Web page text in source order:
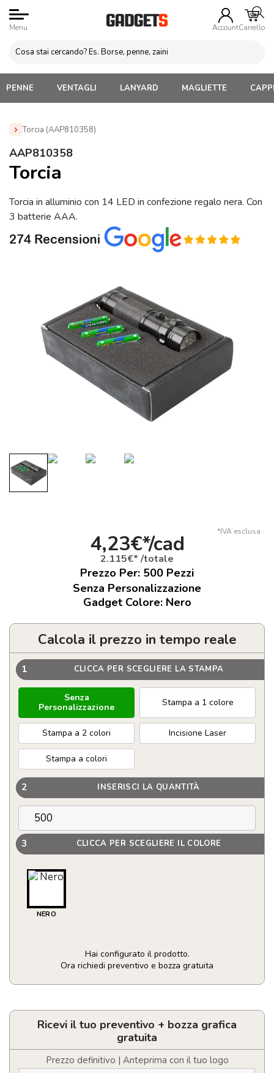
Menu AccountCarrello
PENNE VENTAGLI LANYARD MAGLIETTE
Torcia (AAP810358)
Home » Attrezzi da lavoro Personalizzati
AAP810358
Torcia
Torcia in alluminio con 14 LED in confezione regalo nera. Con
3 batterie AAA.
*IVA esclusa
4,23€*/cad
2.115€* /totale
Prezzo Per: 500 Pezzi
Senza Personalizzazione
Gadget Colore: Nero
Calcola il prezzo in tempo reale
1 CLICCA PER SCEGLIERE LA STAMPA
Senza
Personalizzazione
Stampa a 1 colore
Stampa a 2 colori Incisione Laser
Stampa a colori
2 INSERISCI LA QUANTITÀ
3 CLICCA PER SCEGLIERE IL COLORE
NERO
Hai configurato il prodotto.
Ora richiedi preventivo e bozza gratuita
Torcia
Ricevi il tuo preventivo + bozza grafica
gratuita
Prezzo definitivo | Anteprima con il tuo logo